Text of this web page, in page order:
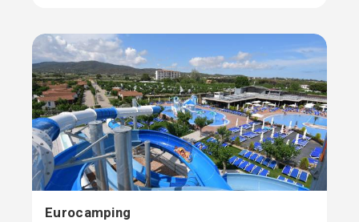
Eurocamping